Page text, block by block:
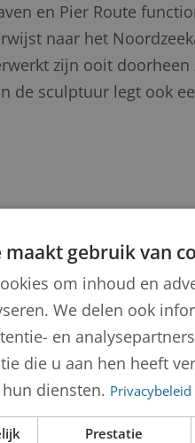
en Pier Route
naar het
zijn ooit doorheen
de sculptuur legt ook
Maria Nouwens
maakt gebruik van
om inhoud en
We delen ook
en
die u aan hen heeft
diensten. Privacybeleid
Prestatie